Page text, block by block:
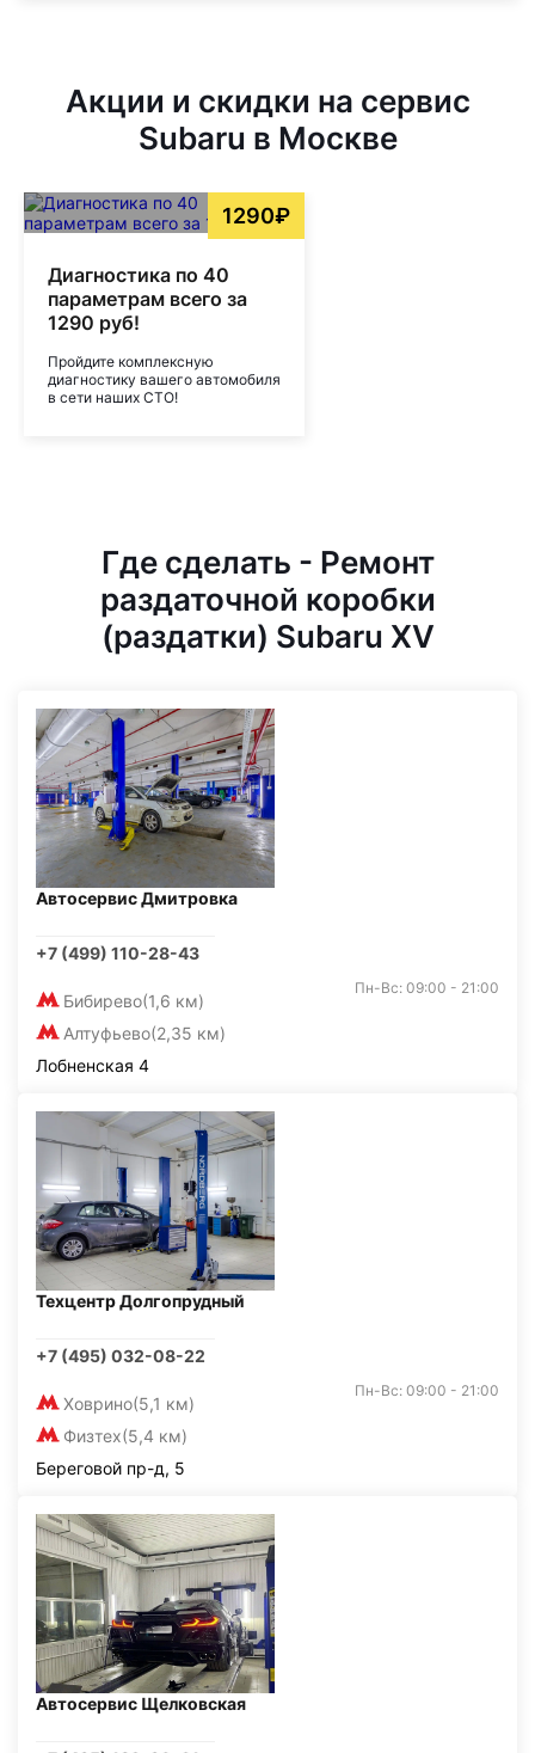
Акции и скидки на сервис
Subaru в Москве
1290₽
Диагностика по 40
параметрам всего за
1290 руб!
Пройдите комплексную
диагностику вашего автомобиля
в сети наших СТО!
Где сделать - Ремонт
раздаточной коробки
(раздатки) Subaru XV
Автосервис Дмитровка
+7 (499) 110-28-43
Бибирево(1,6 км)
Алтуфьево(2,35 км)
Пн-Вс: 09:00 - 21:00
Лобненская 4
Техцентр Долгопрудный
+7 (495) 032-08-22
Ховрино(5,1 км)
Физтех(5,4 км)
Пн-Вс: 09:00 - 21:00
Береговой пр-д, 5
Автосервис Щелковская